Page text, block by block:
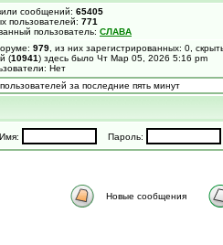
сообщений: 65405
пользователей: 771
пользователь: СЛАВА
979 , из них зарегистрированных: 0,
(10941) здесь было Чт Мар 05, 2026 5:16 pm
Нет
за последние пять минут
Имя: Пароль:
Новые сообщения